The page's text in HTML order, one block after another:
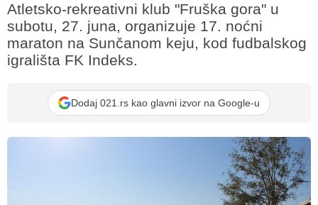
Atletsko-rekreativni klub "Fruška gora" u
subotu, 27. juna, organizuje 17. noćni
maraton na Sunčanom keju, kod fudbalskog
igrališta FK Indeks.
Dodaj 021.rs kao glavni izvor na Google-u